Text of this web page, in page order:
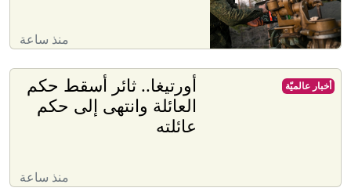
منذ ساعة
أورتيغا.. ثائر أسقط حكم
العائلة وانتهى إلى حكم
عائلته
منذ ساعة
أخبار عالميّة